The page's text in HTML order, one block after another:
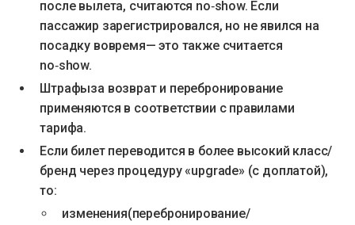
после вылета, считаются no‑show. Если
пассажир зарегистрировался, но не явился на
посадку вовремя— это также считается
no‑show.
Штрафыза возврат и перебронирование
применяются в соответствии с правилами
тарифа.
Если билет переводится в более высокий класс/
бренд через процедуру «upgrade» (с доплатой),
то:
изменения(перебронирование/